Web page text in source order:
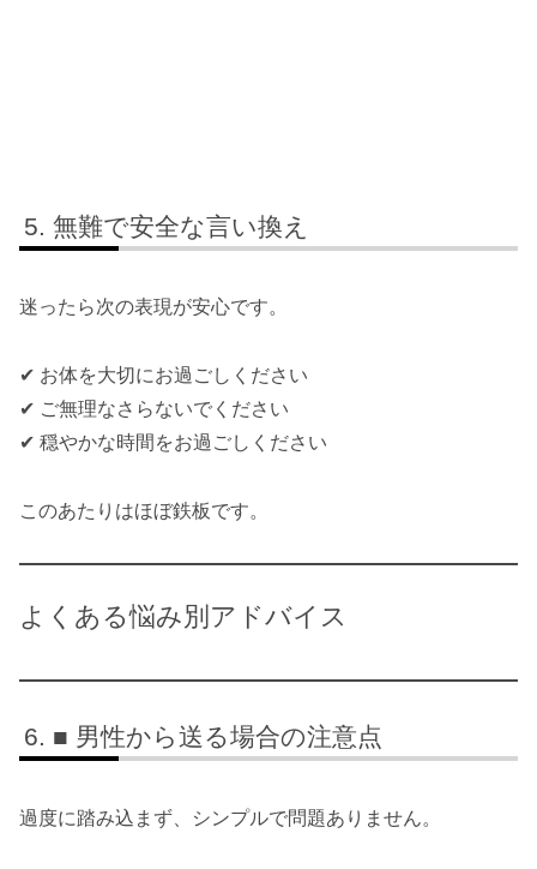
無難で安全な言い換え
迷ったら次の表現が安心です。
✔ お体を大切にお過ごしください
✔ ご無理なさらないでください
✔ 穏やかな時間をお過ごしください
このあたりはほぼ鉄板です。
よくある悩み別アドバイス
■ 男性から送る場合の注意点
過度に踏み込まず、シンプルで問題ありません。